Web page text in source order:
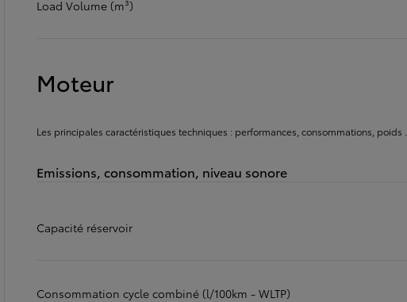
Load Volume (m³)
Moteur
Les principales caractéristiques techniques : performances, consommations, poids …
Emissions, consommation, niveau sonore
Capacité réservoir
Consommation cycle combiné (l/100km - WLTP)